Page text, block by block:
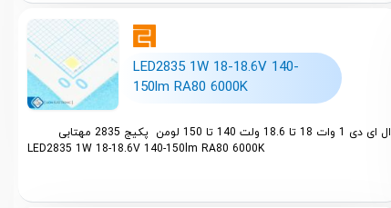
LED2835 1W 18-18.6V 140-
150lm RA80 6000K
ال ای دی 1 وات 18 تا 18.6 ولت 140 تا 150 لومن پکیج 2835 مهتابی
LED2835 1W 18-18.6V 140-150lm RA80 6000K